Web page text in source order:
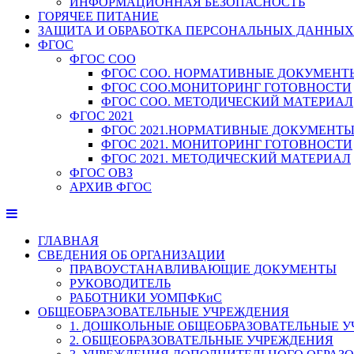
ГОРЯЧЕЕ ПИТАНИЕ
ЗАЩИТА И ОБРАБОТКА ПЕРСОНАЛЬНЫХ ДАННЫХ
ФГОС
ФГОС СОО
ФГОС СОО. НОРМАТИВНЫЕ
ФГОС СОО.МОНИТОРИНГ ГОТОВНОСТИ
ФГОС СОО. МЕТОДИЧЕСКИЙ МАТЕРИАЛ
ФГОС 2021
ФГОС 2021.НОРМАТИВНЫЕ ДОКУМЕНТЫ
ФГОС 2021. МОНИТОРИНГ ГОТОВНОСТИ
ФГОС 2021. МЕТОДИЧЕСКИЙ МАТЕРИАЛ
ФГОС ОВЗ
АРХИВ ФГОС
ГЛАВНАЯ
СВЕДЕНИЯ ОБ ОРГАНИЗАЦИИ
ПРАВОУСТАНАВЛИВАЮЩИЕ ДОКУМЕНТЫ
РУКОВОДИТЕЛЬ
РАБОТНИКИ УОМПФКиС
ОБЩЕОБРАЗОВАТЕЛЬНЫЕ УЧРЕЖДЕНИЯ
1. ДОШКОЛЬНЫЕ ОБЩЕОБРАЗОВАТЕЛЬНЫЕ
2. ОБЩЕОБРАЗОВАТЕЛЬНЫЕ УЧРЕЖДЕНИЯ